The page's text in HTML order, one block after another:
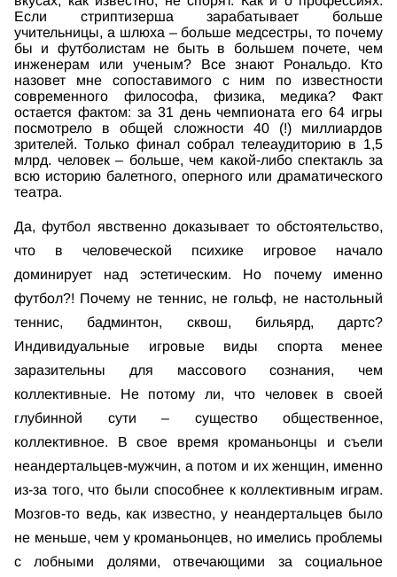
Если стриптизерша зарабатывает больше
учительницы, а шлюха – больше медсестры, то почему
бы и футболистам не быть в большем почете, чем
инженерам или ученым? Все знают Рональдо. Кто
назовет мне сопоставимого с ним по известности
современного философа, физика, медика? Факт
остается фактом: за 31 день чемпионата его 64 игры
посмотрело в общей сложности 40 (!) миллиардов
зрителей. Только финал собрал телеаудиторию в 1,5
млрд. человек – больше, чем какой-либо спектакль за
всю историю балетного, оперного или драматического
театра.
Да, футбол явственно доказывает то обстоятельство,
что в человеческой психике игровое начало
доминирует над эстетическим. Но почему именно
футбол?! Почему не теннис, не гольф, не настольный
теннис, бадминтон, сквош, бильярд, дартс?
Индивидуальные игровые виды спорта менее
заразительны для массового сознания, чем
коллективные. Не потому ли, что человек в своей
глубинной сути – существо общественное,
коллективное. В свое время кроманьонцы и съели
неандертальцев-мужчин, а потом и их женщин, именно
из-за того, что были способнее к коллективным играм.
Мозгов-то ведь, как известно, у неандертальцев было
не меньше, чем у кроманьонцев, но имелись проблемы
с лобными долями, отвечающими за социальное